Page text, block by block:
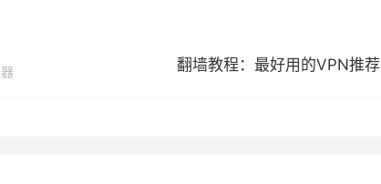
翻墙教程：最好用的VPN推荐